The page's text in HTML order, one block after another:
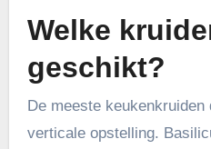
Welke
geschikt?
De meeste keukenkruiden
verticale opstelling.